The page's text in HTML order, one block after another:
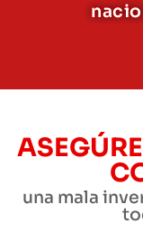
una mala